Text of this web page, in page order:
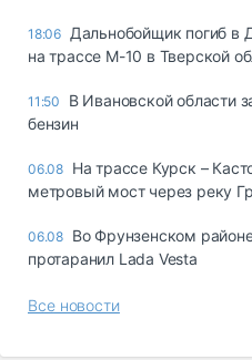
18:06 Дальнобойщик погиб в
на трассе М-10 в Тверской
11:50
В Ивановской области
бензин
06.08 На трассе Курск –
метровый мост через реку
06.08 Во Фрунзенском
протаранил Lada Vesta
Все новости